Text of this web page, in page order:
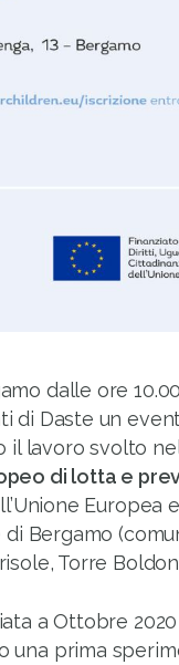
dalle ore
di Daste un
il lavoro svolto
di lotta e
Europea
Bergamo
Torre
a Ottobre
una prima